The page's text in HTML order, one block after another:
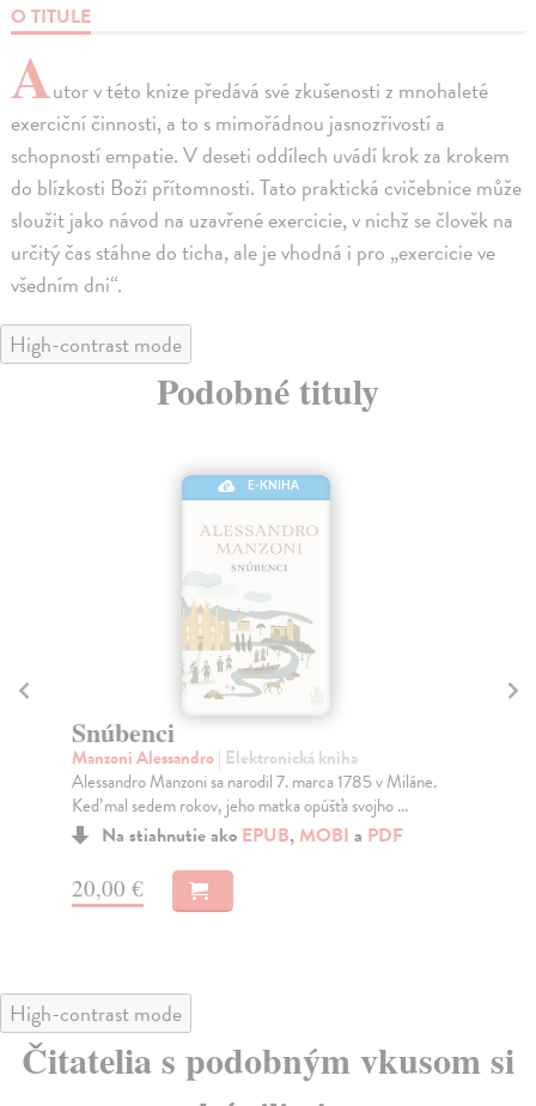
O TITULE
Autor v této knize předává své zkušenosti z mnohaleté
exerciční činnosti, a to s mimořádnou jasnozřivostí a
schopností empatie. V deseti oddílech uvádí krok za krokem
do blízkosti Boží přítomnosti. Tato praktická cvičebnice může
sloužit jako návod na uzavřené exercicie, v nichž se člověk na
určitý čas stáhne do ticha, ale je vhodná i pro „exercicie ve
všedním dni“.
High-contrast mode
Podobné tituly
E-KNIHA
Mystické mesto Božie I - Počatie
Mária od Ježiša z Agredy| Elektronická kniha
Prvý zo štyroch zväzkov diela Mystické mesto Božie s
názvom Počatie, ktorý z vnuknutia Matky Božej n...
Na stiahnutie ako EPUB, MOBI a PDF
14,90 €
High-contrast mode
Čitatelia s podobným vkusom si